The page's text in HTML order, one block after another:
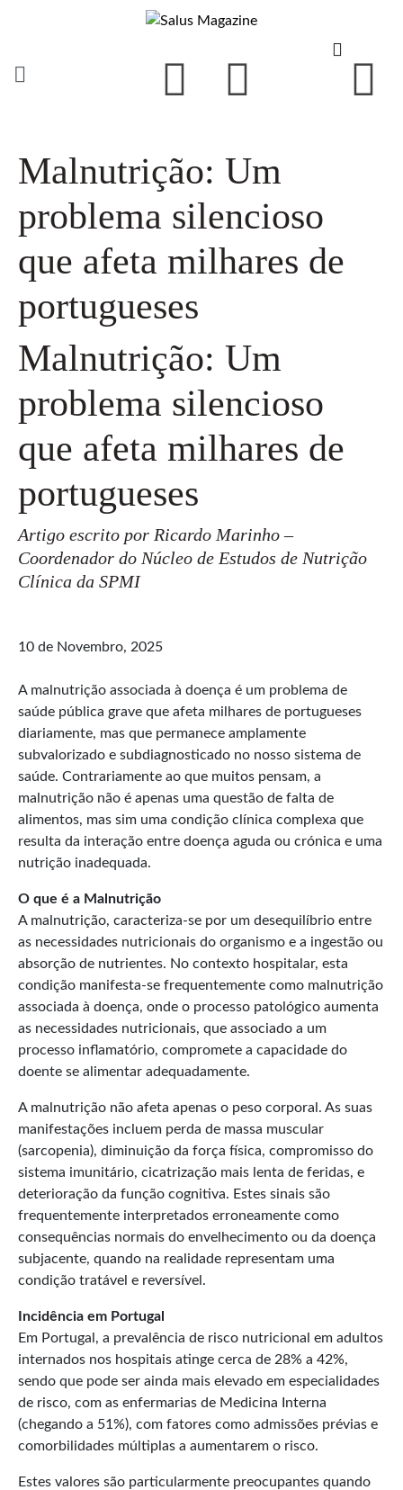
Malnutrição: Um
problema silencioso
que afeta milhares de
portugueses
Malnutrição: Um
problema silencioso
que afeta milhares de
portugueses
Artigo escrito por Ricardo Marinho –
Coordenador do Núcleo de Estudos de Nutrição
Clínica da SPMI
10 de Novembro, 2025
A malnutrição associada à doença é um problema de
saúde pública grave que afeta milhares de portugueses
diariamente, mas que permanece amplamente
subvalorizado e subdiagnosticado no nosso sistema de
saúde. Contrariamente ao que muitos pensam, a
malnutrição não é apenas uma questão de falta de
alimentos, mas sim uma condição clínica complexa que
resulta da interação entre doença aguda ou crónica e uma
nutrição inadequada.
O que é a Malnutrição
A malnutrição, caracteriza-se por um desequilíbrio entre
as necessidades nutricionais do organismo e a ingestão ou
absorção de nutrientes. No contexto hospitalar, esta
condição manifesta-se frequentemente como malnutrição
associada à doença, onde o processo patológico aumenta
as necessidades nutricionais, que associado a um
processo inflamatório, compromete a capacidade do
doente se alimentar adequadamente.​
A malnutrição não afeta apenas o peso corporal. As suas
manifestações incluem perda de massa muscular
(sarcopenia), diminuição da força física, compromisso do
sistema imunitário, cicatrização mais lenta de feridas, e
deterioração da função cognitiva. Estes sinais são
frequentemente interpretados erroneamente como
consequências normais do envelhecimento ou da doença
subjacente, quando na realidade representam uma
condição tratável e reversível.
Incidência em Portugal
Em Portugal, a prevalência de risco nutricional em adultos
internados nos hospitais atinge cerca de 28% a 42%,
sendo que pode ser ainda mais elevado em especialidades
de risco, com as enfermarias de Medicina Interna
(chegando a 51%), com fatores como admissões prévias e
comorbilidades múltiplas a aumentarem o risco.
Estes valores são particularmente preocupantes quando